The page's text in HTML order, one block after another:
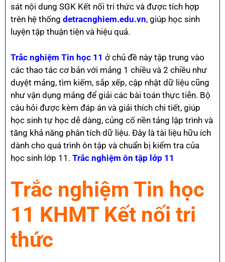
sát nội dung SGK Kết nối tri thức và được tích hợp
trên hệ thống detracnghiem.edu.vn, giúp học sinh
luyện tập thuận tiện và hiệu quả.
Trắc nghiệm Tin học 11 ở chủ đề này tập trung vào
các thao tác cơ bản với mảng 1 chiều và 2 chiều như
duyệt mảng, tìm kiếm, sắp xếp, cập nhật dữ liệu cũng
như vận dụng mảng để giải các bài toán thực tiễn. Bộ
câu hỏi được kèm đáp án và giải thích chi tiết, giúp
học sinh tự học dễ dàng, củng cố nền tảng lập trình và
tăng khả năng phân tích dữ liệu. Đây là tài liệu hữu ích
dành cho quá trình ôn tập và chuẩn bị kiểm tra của
học sinh lớp 11. Trắc nghiệm ôn tập lớp 11
Trắc nghiệm Tin học
11 KHMT Kết nối tri
thức